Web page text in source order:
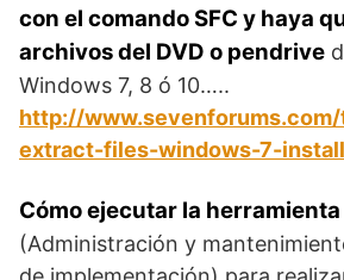
con el comando SFC y haya
archivos del DVD o pendrive
Windows 7, 8 ó 10…..
http://
extract-files-windows-7-
Cómo ejecutar la herramienta
(Administración y